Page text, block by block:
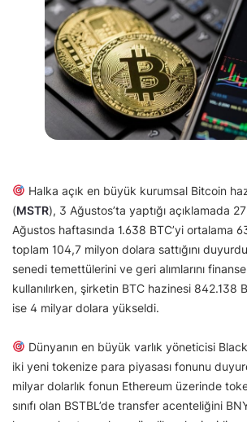
Halka açık en büyük kurumsal Bitcoin
(MSTR), 3 Ağustos’ta yaptığı açıklamada
Ağustos haftasında 1.638 BTC’yi ortalama
toplam 104,7 milyon dolara sattığını
senedi temettülerini ve geri alımlarını
kullanılırken, şirketin BTC hazinesi 842.138
ise 4 milyar dolara yükseldi.
Dünyanın en büyük varlık yöneticisi
iki yeni tokenize para piyasası fonunu
milyar dolarlık fonun Ethereum üzerinde
sınıfı olan BSTBL’de transfer acenteliğini